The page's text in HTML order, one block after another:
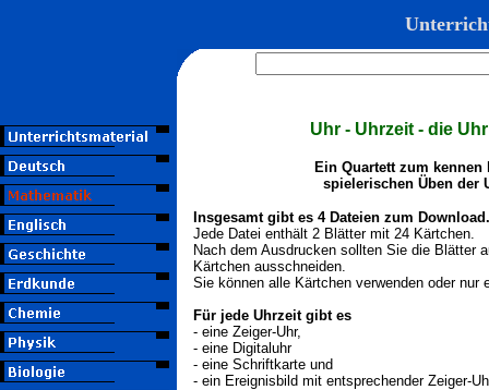
Uhr - Uhrzeit - die
Ein Quartett zum kennen
spielerischen Üben der
Insgesamt gibt es 4 Dateien zum Download.
Jede Datei enthält 2 Blätter mit 24 Kärtchen.
Nach dem Ausdrucken sollten Sie die Blätter
Kärtchen ausschneiden.
Sie können alle Kärtchen verwenden oder nur
Für jede Uhrzeit gibt es
- eine Zeiger-Uhr,
- eine Digitaluhr
- eine Schriftkarte und
- ein Ereignisbild mit entsprechender Zeiger-